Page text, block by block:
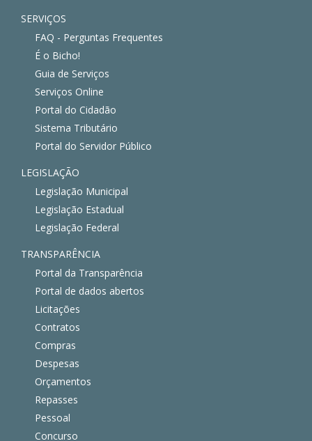
SERVIÇOS
FAQ - Perguntas Frequentes
É o Bicho!
Guia de Serviços
Serviços Online
Portal do Cidadão
Sistema Tributário
Portal do Servidor Público
LEGISLAÇÃO
Legislação Municipal
Legislação Estadual
Legislação Federal
TRANSPARÊNCIA
Portal da Transparência
Portal de dados abertos
Licitações
Contratos
Compras
Despesas
Orçamentos
Repasses
Pessoal
Concurso